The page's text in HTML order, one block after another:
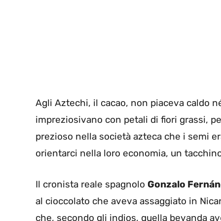
Agli Aztechi, il cacao, non piaceva caldo
impreziosivano con petali di fiori grassi,
prezioso nella società azteca che i semi
orientarci nella loro economia, un
Il cronista reale spagnolo Gonzalo
al cioccolato che aveva assaggiato in
che, secondo gli indios, quella bevanda